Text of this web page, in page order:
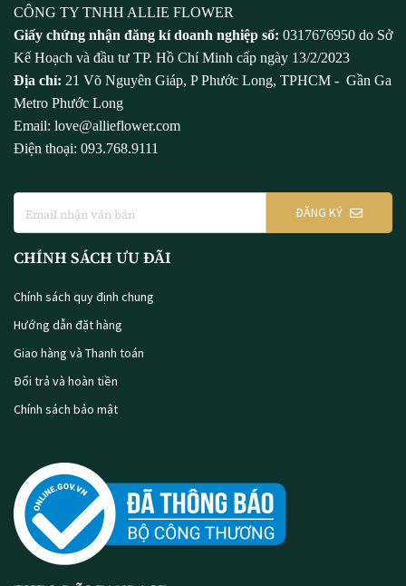
CÔNG TY TNHH ALLIE FLOWER
Giấy chứng nhận đăng kí doanh nghiệp số: 0317676950 do Sở
Kế Hoạch và đầu tư TP. Hồ Chí Minh cấp ngày 13/2/2023
Địa chỉ: 21 Võ Nguyên Giáp, P Phước Long, TPHCM - Gần Ga
Metro Phước Long
Email: love@allieflower.com
Điện thoại: 093.768.9111
ĐĂNG KÝ
CHÍNH SÁCH ƯU ĐÃI
Chính sách quy định chung
Hướng dẫn đặt hàng
Giao hàng và Thanh toán
Đổi trả và hoàn tiền
Chính sách bảo mật